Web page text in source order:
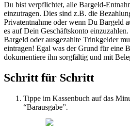
Du bist verpflichtet, alle Bargeld-
einzutragen. Dies sind z.B. die
Privatentnahme oder wenn Du Bargeld
es auf Dein Geschäftskonto einzuzahlen.
Bargeld oder ausgezahlte Trinkgelder
eintragen! Egal was der Grund für eine
dokumentiere ihn sorgfältig und mit
Schritt für Schritt
Tippe im Kassenbuch auf das
“Barausgabe”.